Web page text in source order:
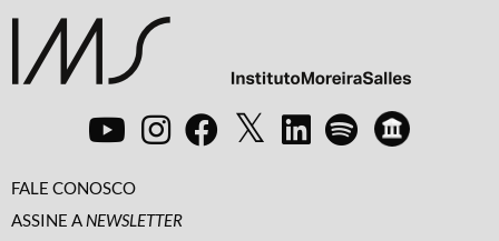
FALE CONOSCO
ASSINE A NEWSLETTER